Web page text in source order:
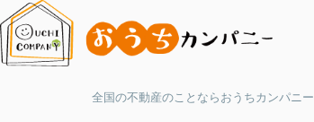
全国の不動産のことならおうちカンパニー